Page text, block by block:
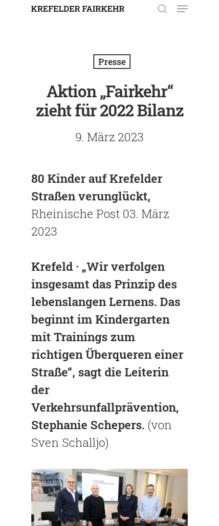
Eingabe zu suchen. Mit ESC
Presse
Aktion „Fairkehr“
zieht für 2022 Bilanz
9. März 2023
80 Kinder auf Krefelder
Straßen verunglückt,
Rheinische Post 03. März
2023
Krefeld · „Wir verfolgen
insgesamt das Prinzip des
lebenslangen Lernens. Das
beginnt im Kindergarten
mit Trainings zum
richtigen Über­queren einer
Straße“, sagt die Leiterin
der
Verkehrsunfallprävention,
Ste­phanie Schepers. (von
Sven Schalljo)